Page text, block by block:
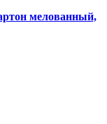
мелованный,